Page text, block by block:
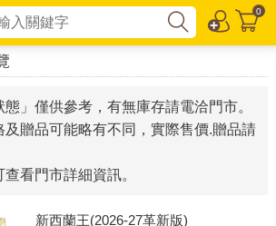
0
」僅供參考，有無庫存請電洽門市。
贈品可能略有不同，實際售價.贈品請
看門市詳細資訊。
新西蘭王(2026-27革新版)